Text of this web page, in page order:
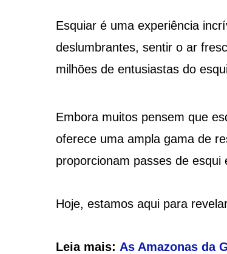
Esquiar é uma experiência
deslumbrantes, sentir o ar
milhões de entusiastas do
Embora muitos pensem que
oferece uma ampla gama de
proporcionam passes de
Hoje, estamos aqui para
Leia mais: As Amazonas da